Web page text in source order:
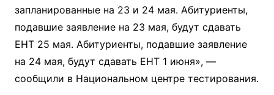
запланированные на 23 и 24 мая. Абитуриенты,
подавшие заявление на 23 мая, будут сдавать
ЕНТ 25 мая. Абитуриенты, подавшие заявление
на 24 мая, будут сдавать ЕНТ 1 июня», —
сообщили в Национальном центре тестирования.